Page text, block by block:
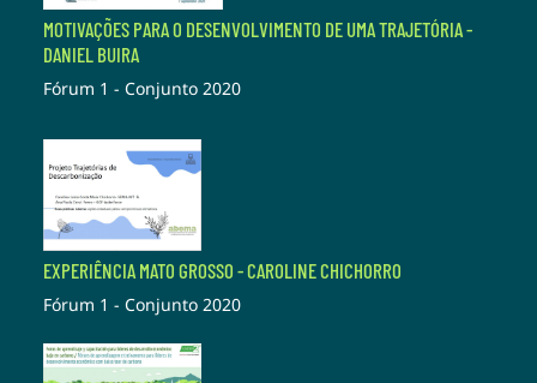
MOTIVAÇÕES PARA O DESENVOLVIMENTO DE UMA TRAJETÓRIA -
DANIEL BUIRA
Fórum 1 - Conjunto 2020
EXPERIÊNCIA MATO GROSSO - CAROLINE CHICHORRO
Fórum 1 - Conjunto 2020